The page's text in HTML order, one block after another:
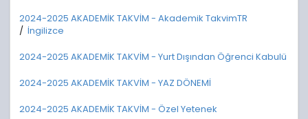
2024-2025 AKADEMİK TAKVİM - Akademik TakvimTR
/ İngilizce
2024-2025 AKADEMİK TAKVİM - Yurt Dışından Öğrenci Kabulü
2024-2025 AKADEMİK TAKVİM - YAZ DÖNEMİ
2024-2025 AKADEMİK TAKVİM - Özel Yetenek